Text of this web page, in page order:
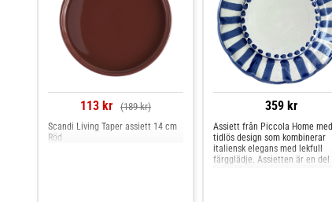
113 kr (189 kr)
Scandi Living Taper assiett 14 cm
Röd
359 kr
Assiett från Piccola Home
tidlös design som kombinerar
italiensk elegans med lekfull
färgglädje. Assietten är en del